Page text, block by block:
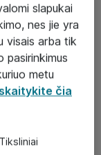
slapukai
nes jie yra
visais arba tik
pasirinkimus
metu
čia
Tiksliniai